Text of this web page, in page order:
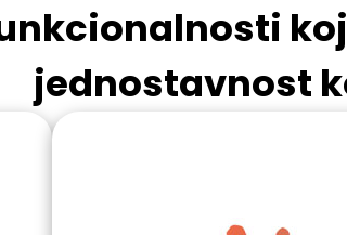
jednostavnost